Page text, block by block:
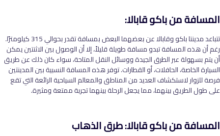
المسافة من باكو قابالا:
تتباعد مدينتا باكو وقابالا عن بعضهما البعض بمسافة تقدر بحوالي 315 كيلومترًا.
رغم أن هذه المسافة تبدو مسافة طويلة قليلاً، إلا أن الوصول بين الاثنتين يمكن
أن يتم بسهولة عبر الطرق الجيدة ووسائل النقل المتاحة، سواء كان ذلك عن طريق
السيارة الخاصة، الحافلات، أو القطارات. توفر هذه المسافة النسبية بين المدينتين
فرصة للزوار لاستكشاف العديد من المناطق والمعالم السياحية الرائعة التي تقع
على طول الطريق بينهما، مما يجعل الرحلة بينهما تجربة ممتعة ومثيرة.
المسافة من باكو قابالا: طرق الذهاب